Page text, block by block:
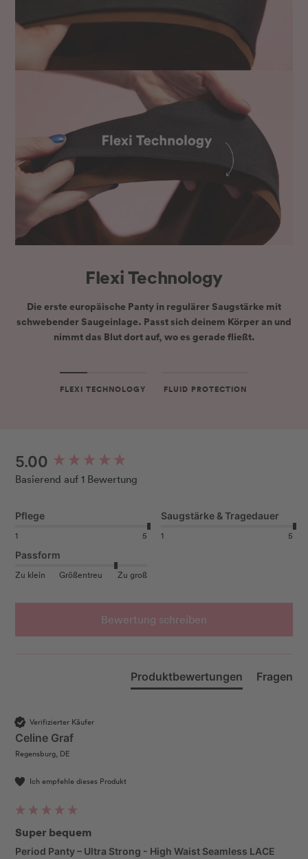
Flexi Technology
Dieerste europäische Panty in regulärer Saugstärke mit
schwebender Saugeinlage. Passt sichdeinem Körperan und
nimmt das Blut dort auf, wo es gerade fließt.
FLEXI TECHNOLOGY FLUID PROTECTION
5.00
Basierend auf 1 Bewertung
Pflege
1
5
Saugstärke & Tragedauer
1
5
Passform
Zu klein
Größentreu Zu groß
Bewertung schreiben
Produktbewertungen Fragen
Verifizierter Käufer
Celine Graf
Regensburg, DE
Ich empfehle dieses Produkt
Super bequem
Period Panty – Ultra Strong - High Waist Seamless LACE
New content loaded